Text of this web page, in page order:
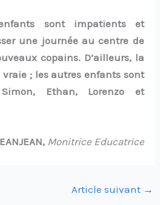
sont impatients et
une journée au centre de
copains. D’ailleurs, la
; les autres enfants sont
Ethan, Lorenzo et
Monitrice Educatrice
Article suivant →